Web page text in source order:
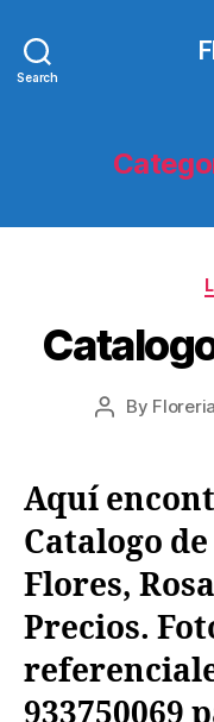
Search
Post
By
Aquí
Catalogo
Flores,
Precios.
933750069